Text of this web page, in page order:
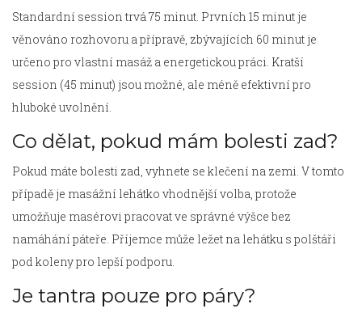
Standardní session trvá 75 minut. Prvních 15 minut je
věnováno rozhovoru a přípravě, zbývajících 60 minut je
určeno pro vlastní masáž a energetickou práci. Kratší
session (45 minut) jsou možné, ale méně efektivní pro
hluboké uvolnění.
Co dělat, pokud mám bolesti zad?
Pokud máte bolesti zad, vyhnete se klečení na zemi. V tomto
případě je masážní lehátko vhodnější volba, protože
umožňuje masérovi pracovat ve správné výšce bez
namáhání páteře. Příjemce může ležet na lehátku s polštáři
pod koleny pro lepší podporu.
Je tantra pouze pro páry?